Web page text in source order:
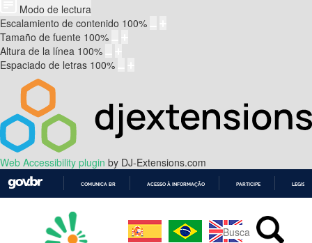
Modo de lectura
Escalamiento de contenido 100%
Tamaño de fuente 100%
Altura de la línea 100%
Espaciado de letras 100%
Web Accessibility plugin by DJ-Extensions.com
CONTEÚDO
COMUNICA BR ACESSO À INFORMAÇÃO PARTICIPE